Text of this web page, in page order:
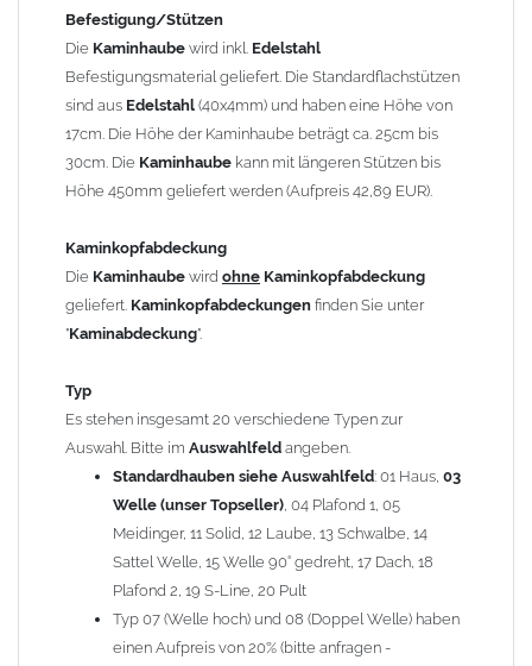
1,5mm hergestellt (Preis auf Anfrage = ca. 2-3-fache vom
1,5mm Standardpreis)
allgemeine Informationen:
Ab einer Kaminlängevon 1200mm werden 6
Kaminstützengeliefert.
Bei der Kombination mitWetterfahneundKaminbreite
angefertigt.
DieKaminhaubekann mitklappbaren Stützen
für 4 Stützen = 96,89 EUR, Länge ab 1200mm 6 Stützen =
145,39 EUR) geliefert werden.
Ihrem zuständigen
Hinweis: FürKaminhaubenundKaminabdeckungenkönnen wir
Nachnahme anbieten!
Lieferzeit: ca. 1-2 Wochen nach Zahlungseingang
Sonderanfertigung: Die Kaminhaube wird kundenspezifisch
angefertigt - keine Rücknahme möglich!
Befestigung/Stützen
Die Kaminhaube wird inkl. Edelstahl
Befestigungsmaterial geliefert. Die Standardflachstützen
sind aus Edelstahl (40x4mm) und haben eine Höhe von
17cm. Die Höhe der Kaminhaube beträgt ca. 25cm bis
30cm. Die Kaminhaube kann mit längeren Stützen bis
Höhe 450mm geliefert werden (Aufpreis 42,89 EUR).
Kaminkopfabdeckung
Die Kaminhaube wird ohne Kaminkopfabdeckung
geliefert. Kaminkopfabdeckungen finden Sie unter
"Kaminabdeckung".
Typ
Es stehen insgesamt 20 verschiedene Typen zur
Auswahl. Bitte im Auswahlfeld angeben.
Standardhauben siehe Auswahlfeld: 01 Haus, 03
Welle (unser Topseller), 04 Plafond 1, 05
Meidinger, 11 Solid, 12 Laube, 13 Schwalbe, 14
Sattel Welle, 15 Welle 90° gedreht, 17 Dach, 18
Plafond 2, 19 S-Line, 20 Pult
Typ 07 (Welle hoch) und 08 (Doppel Welle) haben
einen Aufpreis von 20% (bitte anfragen -